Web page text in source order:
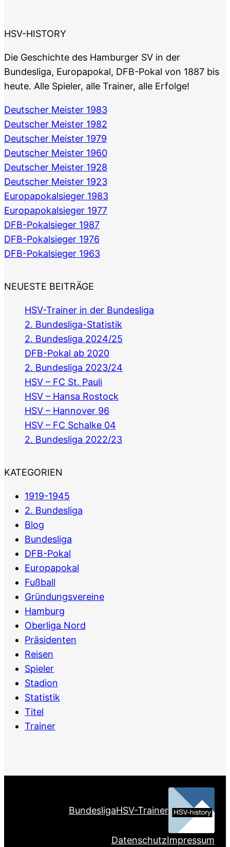
HSV-HISTORY
Die Geschichte des Hamburger SV in der
Bundesliga, Europapokal, DFB-Pokal von 1887 bis
heute. Alle Spieler, alle Trainer, alle Erfolge!
Deutscher Meister 1983
Deutscher Meister 1982
Deutscher Meister 1979
Deutscher Meister 1960
Deutscher Meister 1928
Deutscher Meister 1923
Europapokalsieger 1983
Europapokalsieger 1977
DFB-Pokalsieger 1987
DFB-Pokalsieger 1976
DFB-Pokalsieger 1963
NEUESTE BEITRÄGE
HSV-Trainer in der Bundesliga
2. Bundesliga-Statistik
2. Bundesliga 2024/25
DFB-Pokal ab 2020
2. Bundesliga 2023/24
HSV – FC St. Pauli
HSV – Hansa Rostock
HSV – Hannover 96
HSV – FC Schalke 04
2. Bundesliga 2022/23
KATEGORIEN
1919-1945
2. Bundesliga
Blog
Bundesliga
DFB-Pokal
Europapokal
Fußball
Gründungsvereine
Hamburg
Oberliga Nord
Präsidenten
Reisen
Spieler
Stadion
Statistik
Titel
Trainer
BundesligaHSV-Trainer
DatenschutzImpressum